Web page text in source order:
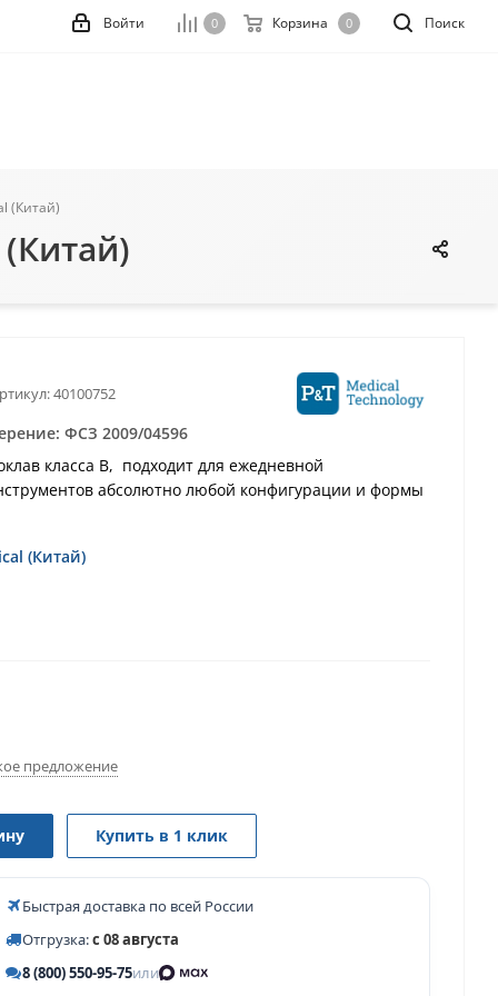
Поиск
0 Корзина 0
Войти
(Китай)
40100752
ФСЗ 2009/04596
класса B, подходит для ежедневной
абсолютно любой конфигурации и формы
(Китай)
предложение
Купить в 1 клик
Быстрая доставка по всей России
Отгрузка:с 08 августа
8 (800) 550-95-75или